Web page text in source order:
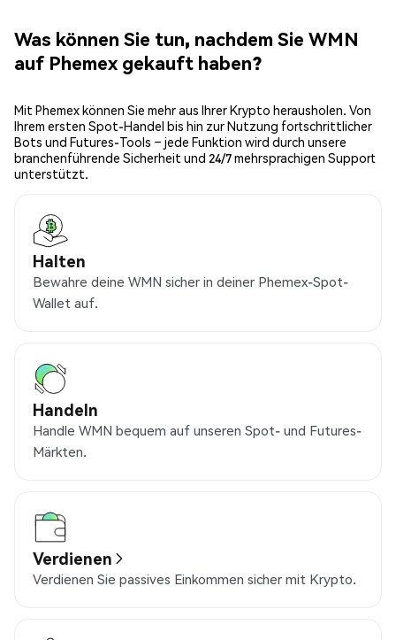
Was können Sie tun, nachdem Sie WMN
auf Phemex gekauft haben?
Mit Phemex können Sie mehr aus Ihrer Krypto herausholen. Von
Ihrem ersten Spot-Handel bis hin zur Nutzung fortschrittlicher
Bots und Futures-Tools – jede Funktion wird durch unsere
branchenführende Sicherheit und 24/7 mehrsprachigen Support
unterstützt.
Halten
Bewahre deine WMN sicher in deiner Phemex-Spot-
Wallet auf.
Handeln
Handle WMN bequem auf unseren Spot- und Futures-
Märkten.
Verdienen
Verdienen Sie passives Einkommen sicher mit Krypto.